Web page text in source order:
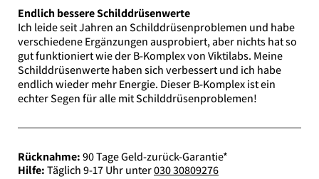
Endlich bessere Schilddrüsenwerte
Ich leide seit Jahren an Schilddrüsenproblemen und habe
verschiedene Ergänzungen ausprobiert, aber nichts hat so
gut funktioniert wie der B-Komplex von Viktilabs. Meine
Schilddrüsenwerte haben sich verbessert und ich habe
endlich wieder mehr Energie. Dieser B-Komplex ist ein
echter Segen für alle mit Schilddrüsenproblemen!
Rücknahme:90 Tage Geld-zurück-Garantie*
Hilfe:Täglich 9-17 Uhr unter030 30809276